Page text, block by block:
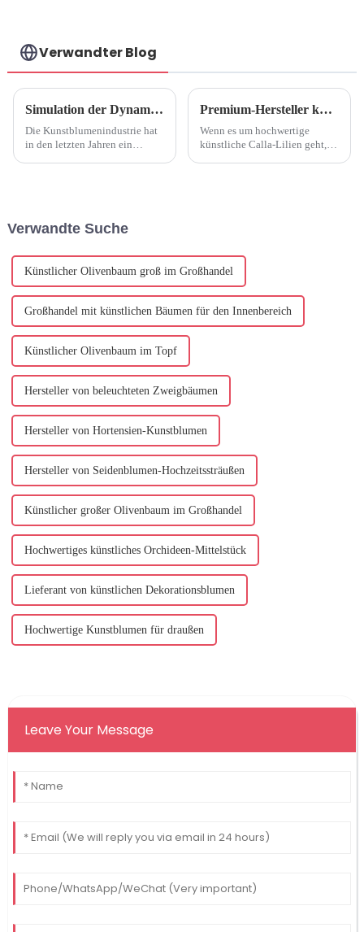
Verwandter Blog
Simulation der Dynamik der Blumenindustrie
Die Kunstblumenindustrie hat
in den letzten Jahren ein
und eine zunehmende
zurückzuführen ist.
Premium-Hersteller künstlicher Calla-Lilien
Wenn es um hochwertige
künstliche Calla-Lilien geht,
Verwandte Suche
Künstlicher Olivenbaum groß im Großhandel
Großhandel mit künstlichen Bäumen für den Innenbereich
Künstlicher Olivenbaum im Topf
Hersteller von beleuchteten Zweigbäumen
Hersteller von Hortensien-Kunstblumen
Hersteller von Seidenblumen-Hochzeitssträußen
Künstlicher großer Olivenbaum im Großhandel
Hochwertiges künstliches Orchideen-Mittelstück
Lieferant von künstlichen Dekorationsblumen
Hochwertige Kunstblumen für draußen
Leave Your Message